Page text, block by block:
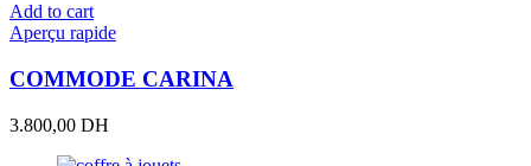
Add to cart
Aperçu rapide
COMMODE CARINA
3.800,00 DH